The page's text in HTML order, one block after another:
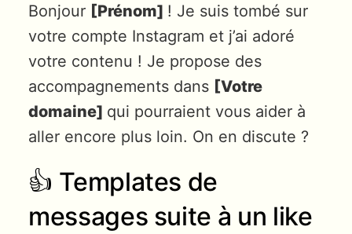
Bonjour [Prénom] ! Je suis tombé sur
votre compte Instagram et j’ai adoré
votre contenu ! Je propose des
accompagnements dans [Votre
domaine] qui pourraient vous aider à
aller encore plus loin. On en discute ?
👍 Templates de
messages suite à un like